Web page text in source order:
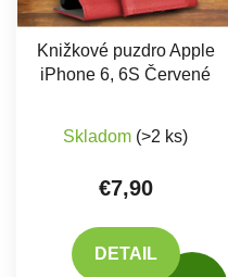
Knižkové puzdro Apple
iPhone 6, 6S Červené
Skladom (>2 ks)
€7,90
DETAIL